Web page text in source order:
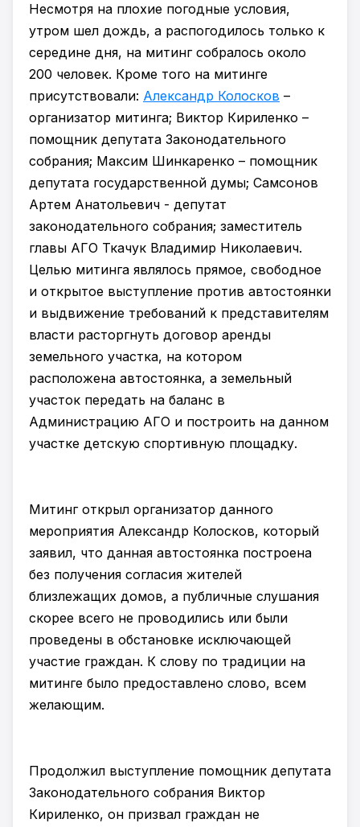
Несмотря на плохие погодные условия,
утром шел дождь, а распогодилось только к
середине дня, на митинг собралось около
200 человек. Кроме того на митинге
присутствовали: Александр Колосков –
организатор митинга; Виктор Кириленко –
помощник депутата Законодательного
собрания; Максим Шинкаренко – помощник
депутата государственной думы; Самсонов
Артем Анатольевич - депутат
законодательного собрания; заместитель
главы АГО Ткачук Владимир Николаевич.
Целью митинга являлось прямое, свободное
и открытое выступление против автостоянки
и выдвижение требований к представителям
власти расторгнуть договор аренды
земельного участка, на котором
расположена автостоянка, а земельный
участок передать на баланс в
Администрацию АГО и построить на данном
участке детскую спортивную площадку.
Митинг открыл организатор данного
мероприятия Александр Колосков, который
заявил, что данная автостоянка построена
без получения согласия жителей
близлежащих домов, а публичные слушания
скорее всего не проводились или были
проведены в обстановке исключающей
участие граждан. К слову по традиции на
митинге было предоставлено слово, всем
желающим.
Продолжил выступление помощник депутата
Законодательного собрания Виктор
Кириленко, он призвал граждан не